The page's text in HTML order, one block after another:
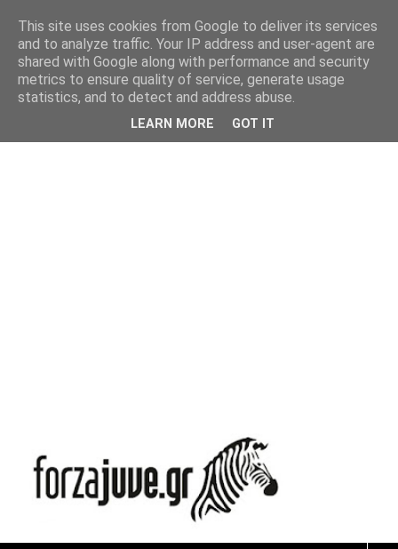
This site uses cookies from Google to deliver its services
and to analyze traffic. Your IP address and user-agent are
shared with Google along with performance and security
metrics to ensure quality of service, generate usage
statistics, and to detect and address abuse.
LEARN MORE GOT IT